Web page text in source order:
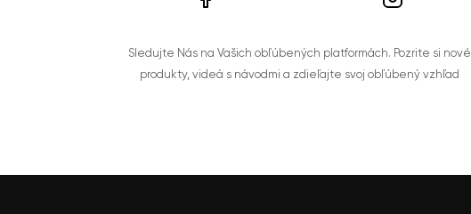
Sledujte Nás na Vašich obľúbených platformách. Pozrite si nové
produkty, videá s návodmi a zdieľajte svoj obľúbený vzhľad